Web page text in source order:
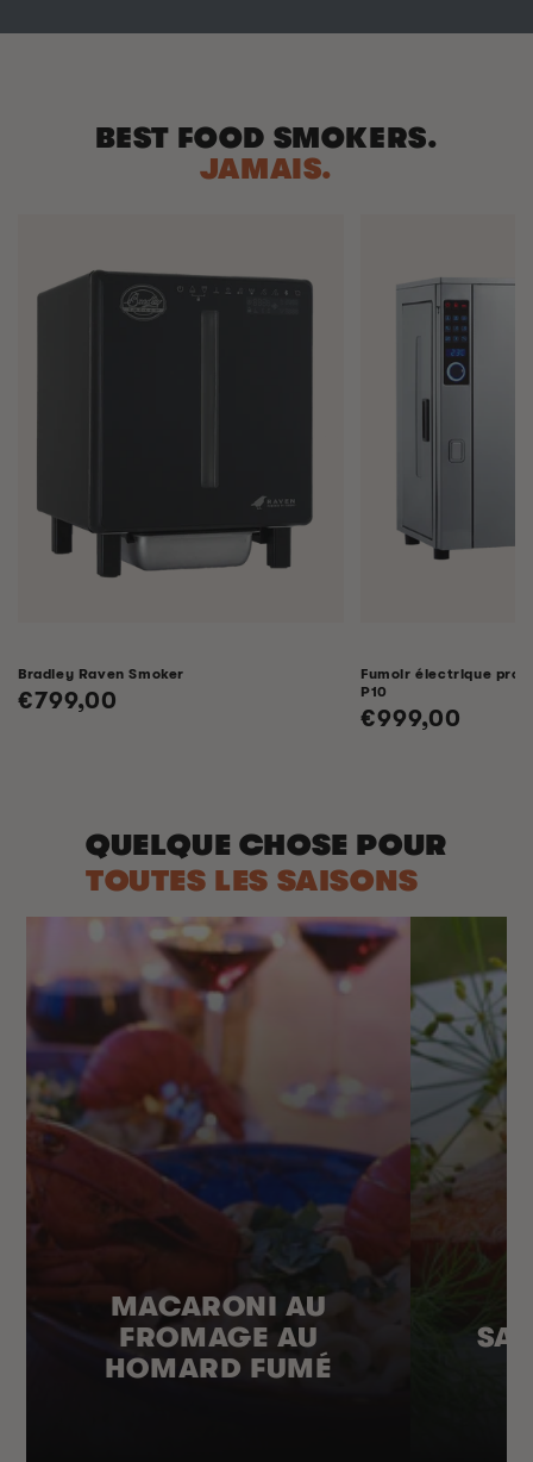
BEST FOOD SMOKERS.
JAMAIS.
Bradley Raven Smoker
Prix
€799,00
Fumoir électrique
P10
Prix
€999,00
QUELQUE CHOSE POUR
TOUTES LES SAISONS
MACARONI AU
FROMAGE AU
HOMARD FUMÉ